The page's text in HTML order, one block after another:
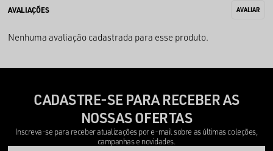
Nenhuma avaliação cadastrada para esse produto.
CADASTRE-SE PARA RECEBER AS
NOSSAS OFERTAS
Inscreva-se para receber atualizações por e-mail sobre as últimas coleções,
campanhas e novidades.